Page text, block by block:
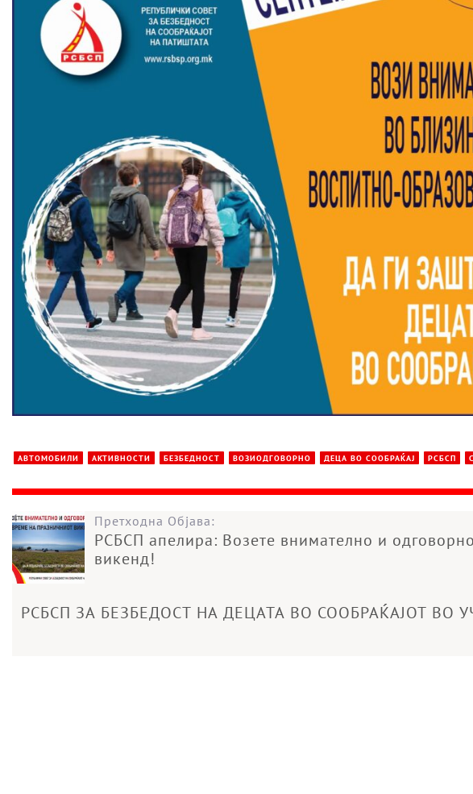
АВТОМОБИЛИ АКТИВНОСТИ БЕЗБЕДНОСТ ВОЗИОДГОВОРНО ДЕЦА ВО СООБРАЌАЈ РСБСП
Претходна Објава:
РСБСП апелира: Возете внимателно и
викенд!
РСБСП ЗА БЕЗБЕДОСТ НА ДЕЦАТА ВО СООБРАЌАЈОТ ВО